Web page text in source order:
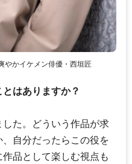
やかイケメン俳優・西垣匠
はありますか？
た。どういう作品が求
自分だったらこの役を
品として楽しむ視点も